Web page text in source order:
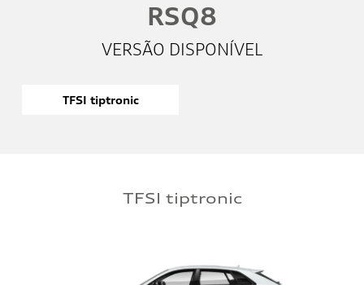
RSQ8
VERSÃO DISPONÍVEL
TFSI tiptronic
TFSI tiptronic